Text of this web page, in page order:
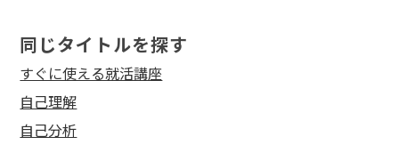
同じタイトルを探す
すぐに使える就活講座
自己理解
自己分析